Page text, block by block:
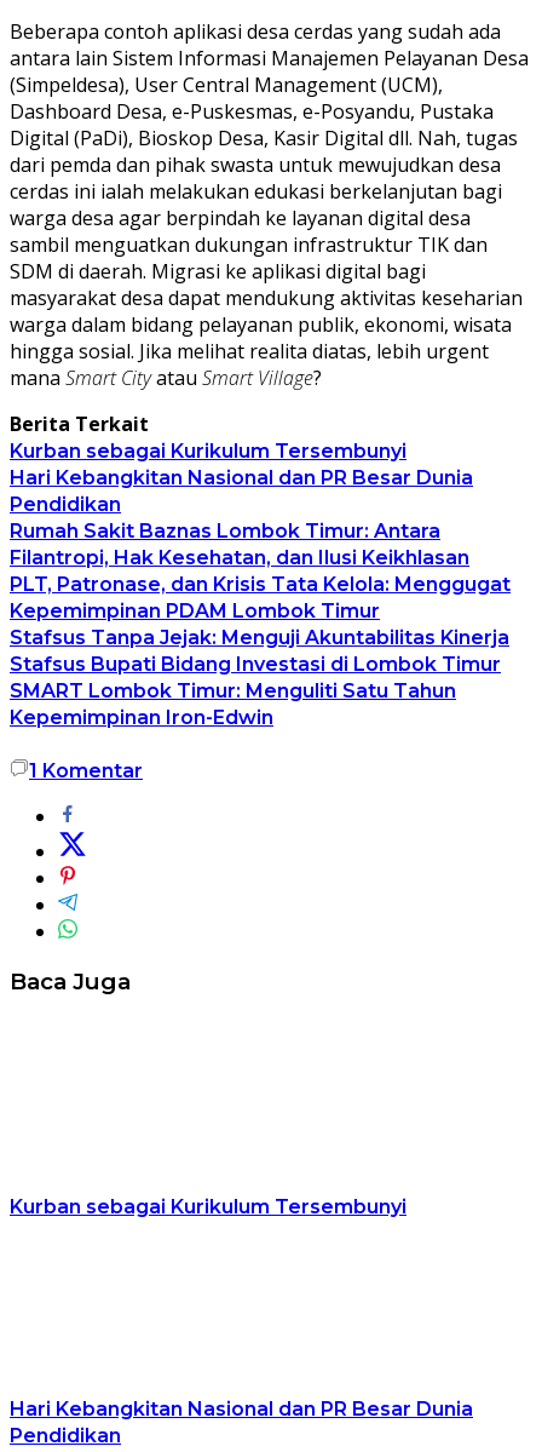
Beberapa contoh aplikasi desa cerdas yang sudah ada
antara lain Sistem Informasi Manajemen Pelayanan Desa
(Simpeldesa), User Central Management (UCM),
Dashboard Desa, e-Puskesmas, e-Posyandu, Pustaka
Digital (PaDi), Bioskop Desa, Kasir Digital dll. Nah, tugas
dari pemda dan pihak swasta untuk mewujudkan desa
cerdas ini ialah melakukan edukasi berkelanjutan bagi
warga desa agar berpindah ke layanan digital desa
sambil menguatkan dukungan infrastruktur TIK dan
SDM di daerah. Migrasi ke aplikasi digital bagi
masyarakat desa dapat mendukung aktivitas keseharian
warga dalam bidang pelayanan publik, ekonomi, wisata
hingga sosial. Jika melihat realita diatas, lebih urgent
mana Smart Cityatau Smart Village?
Berita Terkait
Kurban sebagai Kurikulum Tersembunyi
Hari Kebangkitan Nasional dan PR Besar Dunia
Pendidikan
Rumah Sakit Baznas Lombok Timur: Antara
Filantropi, Hak Kesehatan, dan Ilusi Keikhlasan
PLT, Patronase, dan Krisis Tata Kelola: Menggugat
Kepemimpinan PDAM Lombok Timur
Stafsus Tanpa Jejak: Menguji Akuntabilitas Kinerja
Stafsus Bupati Bidang Investasi di Lombok Timur
SMART Lombok Timur: Menguliti Satu Tahun
Kepemimpinan Iron-Edwin
1 Komentar
Baca Juga
Kurban sebagai Kurikulum Tersembunyi
Hari Kebangkitan Nasional dan PR Besar Dunia
Pendidikan